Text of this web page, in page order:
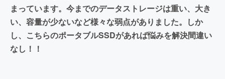
まっています。今までのデータストレージは重い、大き
い、容量が少ないなど様々な弱点がありました。しか
し、こちらのポータブルSSDがあれば悩みを解決間違い
なし！！